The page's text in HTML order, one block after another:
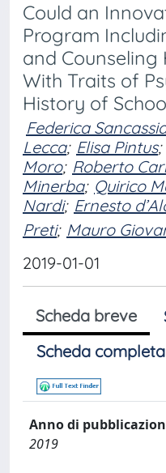
Could an
Program
and Counseling
With Traits of
History of
Federica
Lecca; Elisa Pintus;
Moro; Roberto
Minerba; Quirico
Nardi; Ernesto
Preti; Mauro
2019-01-01
Scheda breve
Scheda
Anno di
2019